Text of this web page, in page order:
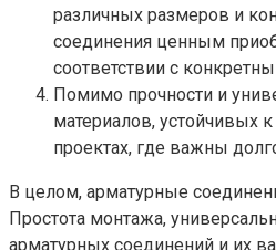
различных размеров и
соединения ценным
соответствии с
Помимо прочности и
материалов, устойчивых
проектах, где важны
В целом, арматурные
Простота монтажа,
арматурных соединений и их